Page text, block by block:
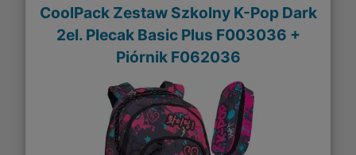
CoolPack Zestaw Szkolny K-Pop Dark
2el. Plecak Basic Plus F003036 +
Piórnik F062036